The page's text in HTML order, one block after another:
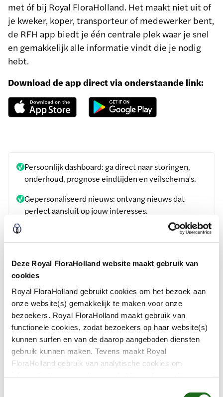
Deze Royal FloraHolland website maakt gebruik van
cookies
Royal FloraHolland gebruikt cookies om het bezoek aan
onze website(s) gemakkelijk te maken voor onze
bezoekers. Royal FloraHolland maakt gebruik van
functionele cookies, zodat bezoekers op haar website(s)
kunnen surfen en van de daarop aangeboden diensten
gebruik kunnen maken. Tevens maakt Royal
FloraHolland gebruik van analytische cookies om
met óf bij Royal FloraHolland. Het maakt niet uit of
je kweker, koper, transporteur of medewerker bent,
de RFH app biedt je één centrale plek waar je snel
en gemakkelijk alle informatie vindt die je nodig
hebt.
Download de app direct via onderstaande link:
Persoonlijk dashboard: ga direct naar storingen,
onderhoud, prognose eindtijden en veilschema's.
Gepersonaliseerd nieuws: ontvang nieuws dat
perfect aansluit op jouw interesses.
Meldingen bij storingen: blijf altijd op de hoogte
met real-time updates en pushnotificaties.
Prognose eindtijden: krijg snel inzicht in verwachte
eindtijden van processen.
Evenementeninfo: bekijk aankomende
evenementen, voeg ze toe aan je agenda en meld je
Service & contact: krijg snel antwoord op je vragen
of neem direct contact op met het Klant Contact
Center.